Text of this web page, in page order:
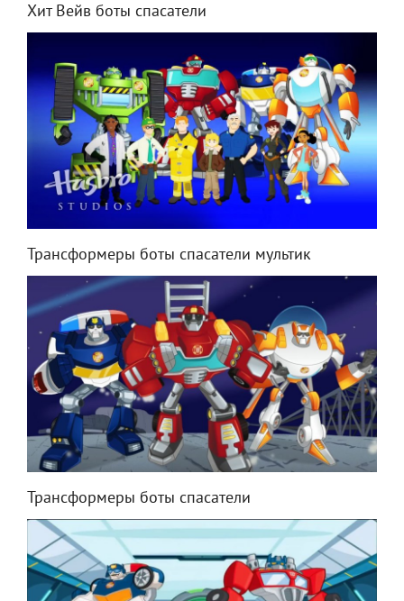
Хит Вейв боты спасатели
Трансформеры боты спасатели мультик
Трансформеры боты спасатели